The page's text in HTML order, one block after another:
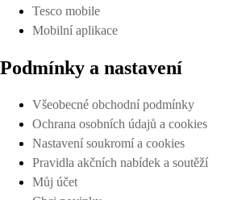
Tesco mobile
Mobilní aplikace
Podmínky a nastavení
Všeobecné obchodní podmínky
Ochrana osobních údajů a cookies
Nastavení soukromí a cookies
Pravidla akčních nabídek a soutěží
Můj účet